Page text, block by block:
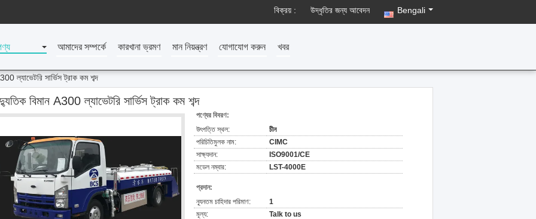
বিক্রয় : উদ্ধৃতির জন্য আবেদন Bengali
আমাদের সম্পর্কে কারখানা ভ্রমণ মান নিয়ন্ত্রণ যোগাযোগ করুন খবর
ল্যাভেটরি সার্ভিস ট্রাক কম শব্দ
বিমান A300 ল্যাভেটরি সার্ভিস ট্রাক কম শব্দ
পণ্যের বিবরণ:
উৎপত্তি স্থল:
চীন
পরিচিতিমুলক নাম:
CIMC
সাক্ষ্যদান:
ISO9001/CE
মডেল নম্বার:
LST-4000E
প্রদান:
ন্যূনতম চাহিদার পরিমাণ:
1
মূল্য:
Talk to us